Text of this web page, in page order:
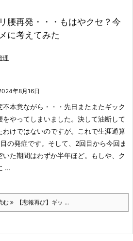
腰再発・・・もはやクセ？今
に考えてみた
理
年8月16日
不本意ながら・・・先日またまたギック
をやってしまいました。 決して油断して
わけではないのですが。
これで生涯通算
の発症です。そして、2回目から今回ま
いた期間はわずか半年ほど。もしや、ク
...
む 【悲報再び】ギッ ...